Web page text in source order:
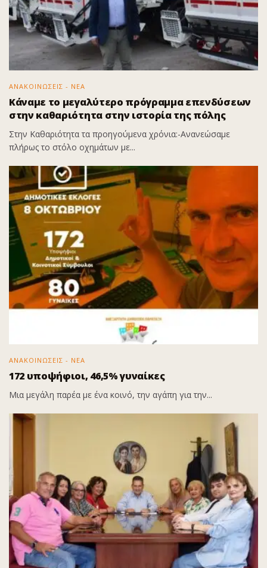
ΑΝΑΚΟΙΝΩΣΕΙΣ - ΝΕΑ
Κάναμε το μεγαλύτερο πρόγραμμα επενδύσεων
στην καθαριότητα στην ιστορία της πόλης
Στην Καθαριότητα τα προηγούμενα χρόνια:-Ανανεώσαμε
πλήρως το στόλο οχημάτων με...
ΑΝΑΚΟΙΝΩΣΕΙΣ - ΝΕΑ
172 υποψήφιοι, 46,5% γυναίκες
Μια μεγάλη παρέα με ένα κοινό, την αγάπη για την...